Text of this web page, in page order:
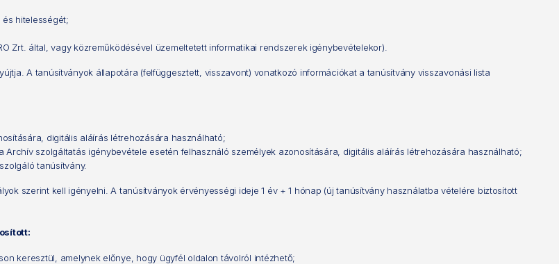
hitelességét;
Zrt. által, vagy közreműködésével üzemeltetett informatikai rendszerek igénybevételekor).
A tanúsítványok állapotára (felfüggesztett, visszavont) vonatkozó információkat a tanúsítvány visszavonási lista
digitális aláírás létrehozására használható;
Archív szolgáltatás igénybevétele esetén felhasználó személyek azonosítására, digitális aláírás létrehozására használható;
tanúsítvány.
szerint kell igényelni. A tanúsítványok érvényességi ideje 1 év + 1 hónap (új tanúsítvány használatba vételére biztosított
keresztül, amelynek előnye, hogy ügyfél oldalon távolról intézhető;